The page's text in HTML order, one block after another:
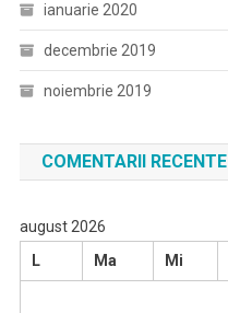
ianuarie 2020
decembrie 2019
noiembrie 2019
COMENTARII RECENTE
august 2026
L
Ma Mi